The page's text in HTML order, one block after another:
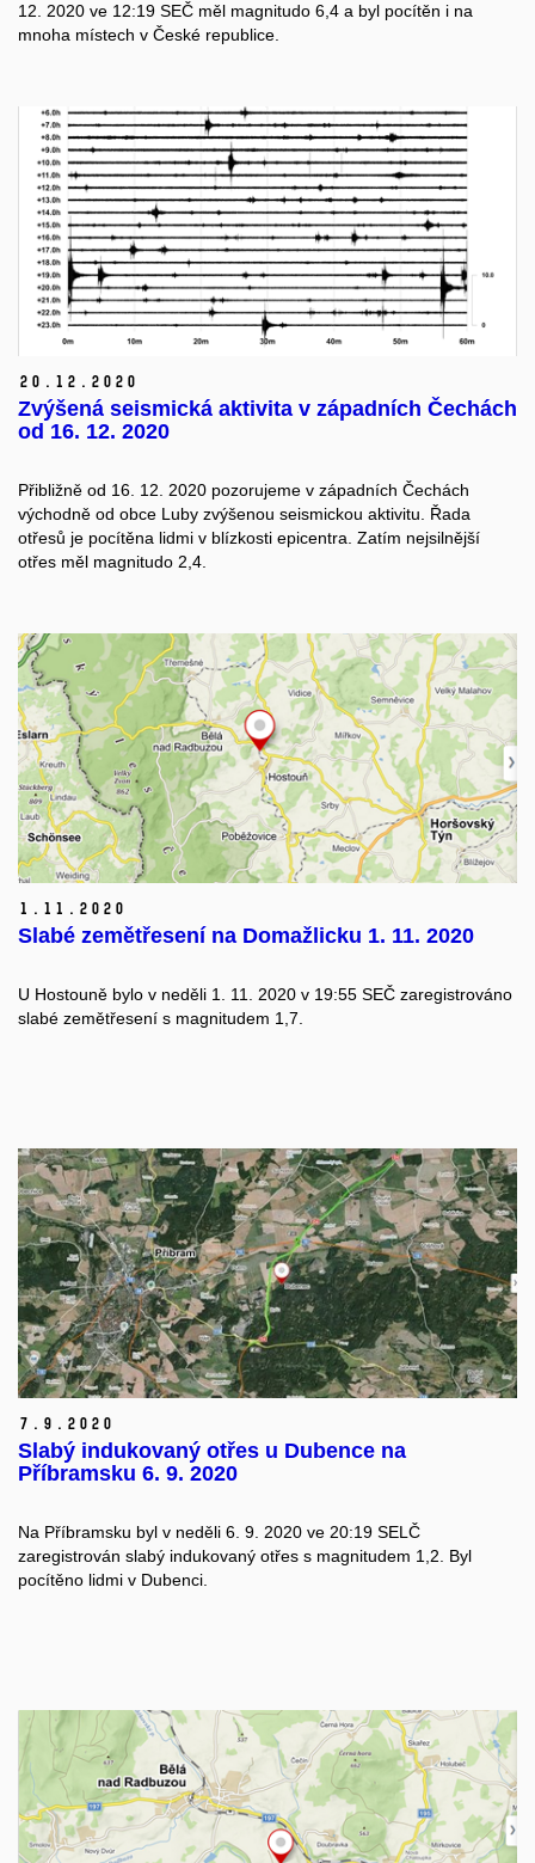
12. 2020 ve 12:19 SEČ měl magnitudo 6,4 a byl pocítěn i na
mnoha místech v České republice.
20. 12. 2020
Zvýšená seismická aktivita v západních Čechách
od 16. 12. 2020
Přibližně od 16. 12. 2020 pozorujeme v západních Čechách
východně od obce Luby zvýšenou seismickou aktivitu. Řada
otřesů je pocítěna lidmi v blízkosti epicentra. Zatím nejsilnější
otřes měl magnitudo 2,4.
1. 11. 2020
Slabé zemětřesení na Domažlicku 1. 11. 2020
U Hostouně bylo v neděli 1. 11. 2020 v 19:55 SEČ zaregistrováno
slabé zemětřesení s magnitudem 1,7.
7. 9. 2020
Slabý indukovaný otřes u Dubence na
Příbramsku 6. 9. 2020
Na Příbramsku byl v neděli 6. 9. 2020 ve 20:19 SELČ
zaregistrován slabý indukovaný otřes s magnitudem 1,2. Byl
pocítěno lidmi v Dubenci.